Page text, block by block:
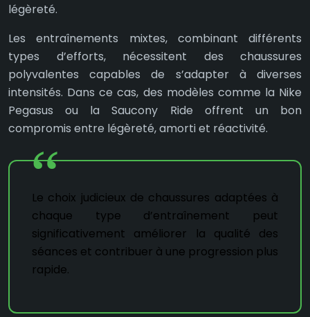
légèreté.
Les entraînements mixtes, combinant différents
types d’efforts, nécessitent des chaussures
polyvalentes capables de s’adapter à diverses
intensités. Dans ce cas, des modèles comme la Nike
Pegasus ou la Saucony Ride offrent un bon
compromis entre légèreté, amorti et réactivité.
Le choix judicieux de chaussures adaptées à
chaque type d’entraînement peut
significativement améliorer la qualité des
séances et contribuer à une progression plus
rapide.